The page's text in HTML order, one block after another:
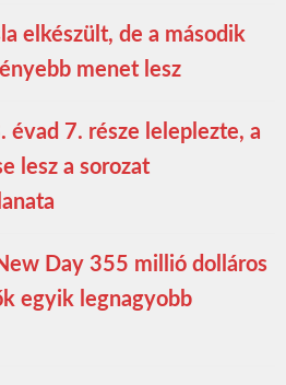
elkészült, de a második
menet lesz
évad 7. része leleplezte, a
lesz a sorozat
Day 355 millió dolláros
egyik legnagyobb